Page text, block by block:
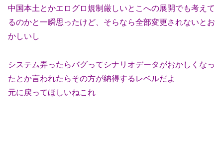
中国本土とかエログロ規制厳しいとこへの展開でも考えて
るのかと一瞬思ったけど、そらなら全部変更されないとお
かしいし
システム弄ったらバグってシナリオデータがおかしくなっ
たとか言われたらその方が納得するレベルだよ
元に戻ってほしいねこれ